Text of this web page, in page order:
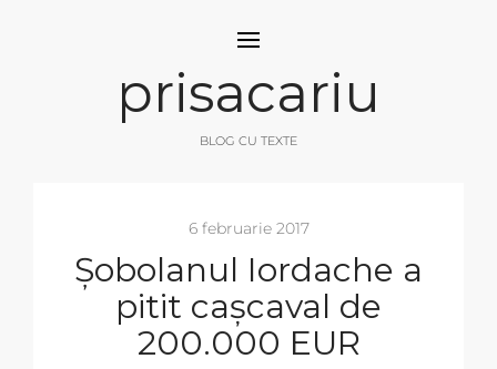
prisacariu
BLOG CU TEXTE
6 februarie 2017
Șobolanul Iordache a
pitit cașcaval de
200.000 EUR